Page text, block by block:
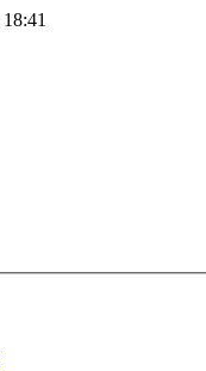
18:41